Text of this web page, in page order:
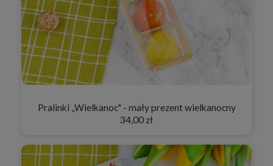
Pralinki „Wielkanoc" - mały prezent wielkanocny
34,00 zł